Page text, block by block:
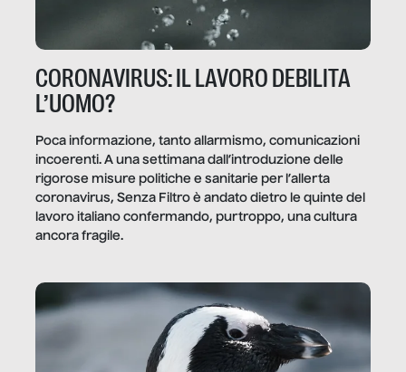
CORONAVIRUS: IL LAVORO DEBILITA
L’UOMO?
Poca informazione, tanto allarmismo, comunicazioni
incoerenti. A una settimana dall’introduzione delle
rigorose misure politiche e sanitarie per l’allerta
coronavirus, Senza Filtro è andato dietro le quinte del
lavoro italiano confermando, purtroppo, una cultura
ancora fragile.